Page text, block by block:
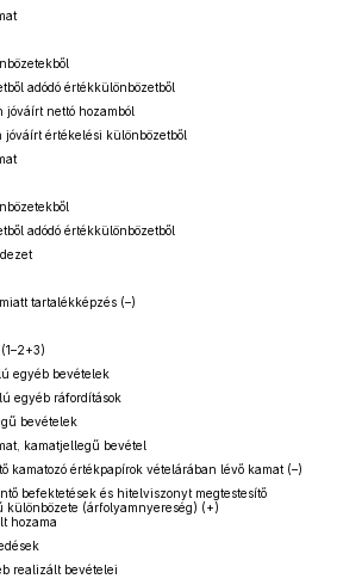
adódó értékkülönbözetből
jóváírt nettó hozamból
értékelési különbözetből
adódó értékkülönbözetből
tartalékképzés (–)
egyéb bevételek
egyéb ráfordítások
bevételek
kamatjellegű bevétel
kamatozó értékpapírok vételárában lévő kamat (–)
befektetések és hitelviszonyt megtestesítő
különbözete (árfolyamnyereség) (+)
hozama
realizált bevételei